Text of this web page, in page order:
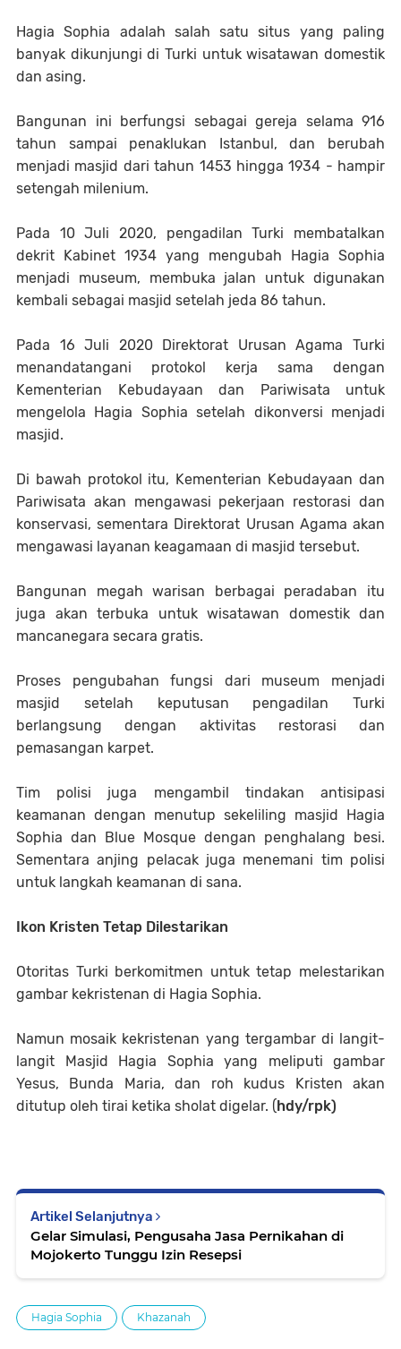
Hagia Sophia adalah salah satu situs yang paling
banyak dikunjungi di Turki untuk wisatawan domestik
dan asing.
Bangunan ini berfungsi sebagai gereja selama 916
tahun sampai penaklukan Istanbul, dan berubah
menjadi masjid dari tahun 1453 hingga 1934 - hampir
setengah milenium.
Pada 10 Juli 2020, pengadilan Turki membatalkan
dekrit Kabinet 1934 yang mengubah Hagia Sophia
menjadi museum, membuka jalan untuk digunakan
kembali sebagai masjid setelah jeda 86 tahun.
Pada 16 Juli 2020 Direktorat Urusan Agama Turki
menandatangani protokol kerja sama dengan
Kementerian Kebudayaan dan Pariwisata untuk
mengelola Hagia Sophia setelah dikonversi menjadi
masjid.
Di bawah protokol itu, Kementerian Kebudayaan dan
Pariwisata akan mengawasi pekerjaan restorasi dan
konservasi, sementara Direktorat Urusan Agama akan
mengawasi layanan keagamaan di masjid tersebut.
Bangunan megah warisan berbagai peradaban itu
juga akan terbuka untuk wisatawan domestik dan
mancanegara secara gratis.
Proses pengubahan fungsi dari museum menjadi
masjid setelah keputusan pengadilan Turki
berlangsung dengan aktivitas restorasi dan
pemasangan karpet.
Tim polisi juga mengambil tindakan antisipasi
keamanan dengan menutup sekeliling masjid Hagia
Sophia dan Blue Mosque dengan penghalang besi.
Sementara anjing pelacak juga menemani tim polisi
untuk langkah keamanan di sana.
Ikon Kristen Tetap Dilestarikan
Otoritas Turki berkomitmen untuk tetap melestarikan
gambar kekristenan di Hagia Sophia.
Namun mosaik kekristenan yang tergambar di langit-
langit Masjid Hagia Sophia yang meliputi gambar
Yesus, Bunda Maria, dan roh kudus Kristen akan
ditutup oleh tirai ketika sholat digelar. (hdy/rpk)
Artikel Selanjutnya
Gelar Simulasi, Pengusaha Jasa Pernikahan di
Mojokerto Tunggu Izin Resepsi
Hagia Sophia Khazanah